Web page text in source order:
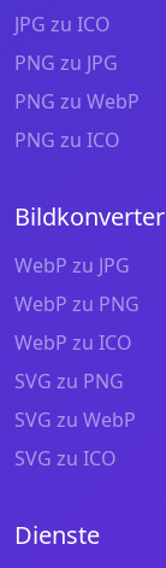
JPG zu ICO
PNG zu JPG
PNG zu WebP
PNG zu ICO
Bildkonverter
WebP zu JPG
WebP zu PNG
WebP zu ICO
SVG zu PNG
SVG zu WebP
SVG zu ICO
Dienste